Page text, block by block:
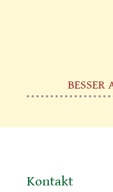
BESSER
Kontakt